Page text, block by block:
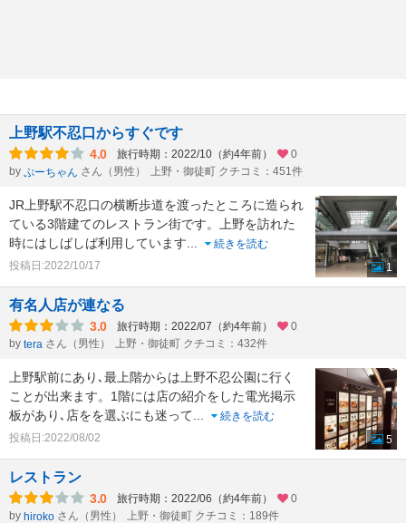
上野駅不忍口からすぐです
4.0 旅行時期：2022/10（約4年前）
0
by ぷーちゃん さん（男性） 上野・御徒町 クチコミ：451件
JR上野駅不忍口の横断歩道を渡ったところに造られ
ている3階建てのレストラン街です。上野を訪れた
時にはしばしば利用しています...
続きを読む
投稿日:2022/10/17
1
有名人店が連なる
3.0 旅行時期：2022/07（約4年前）
0
by tera さん（男性） 上野・御徒町 クチコミ：432件
上野駅前にあり､最上階からは上野不忍公園に行く
ことが出来ます。1階には店の紹介をした電光掲示
板があり､店をを選ぶにも迷って...
続きを読む
投稿日:2022/08/02
5
レストラン
3.0 旅行時期：2022/06（約4年前）
0
by hiroko さん（男性） 上野・御徒町 クチコミ：189件